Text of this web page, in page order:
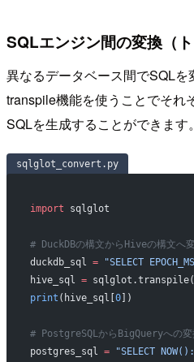
SQLエンジン間の変換（ト
異なるデータベース間でSQL
transpile機能を使うことでそれ
SQLを生成することができます。
sqlglot_convert.py
import sqlglot
# DuckDBの構文からHiveの構文へ
duckdb_sql = "SELECT
hive_sql =
print (hive_sql[ 0])
# PostgreSQLからBigQueryへの変
postgres_sql = "SELECT